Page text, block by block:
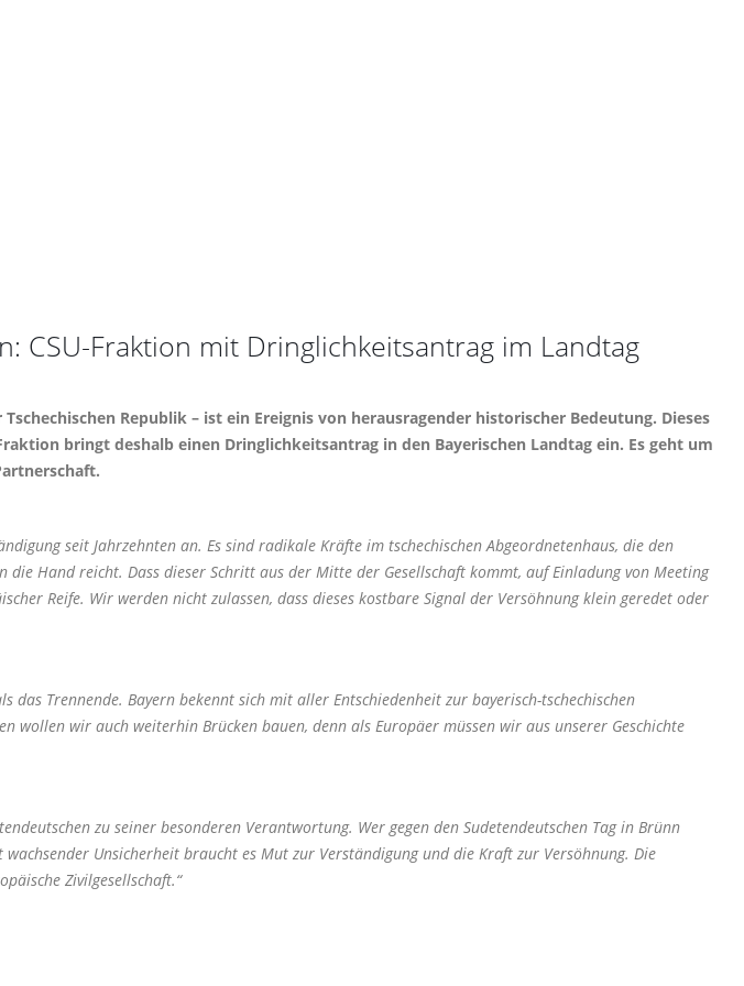
CSU-Fraktion mit Dringlichkeitsantrag im Landtag
Republik – ist ein Ereignis von herausragender historischer Bedeutung. Dieses
bringt deshalb einen Dringlichkeitsantrag in den Bayerischen Landtag ein. Es geht um
seit Jahrzehnten an. Es sind radikale Kräfte im tschechischen Abgeordnetenhaus, die den
Hand reicht. Dass dieser Schritt aus der Mitte der Gesellschaft kommt, auf Einladung von Meeting
Reife. Wir werden nicht zulassen, dass dieses kostbare Signal der Versöhnung klein geredet oder
Trennende. Bayern bekennt sich mit aller Entschiedenheit zur bayerisch-tschechischen
wir auch weiterhin Brücken bauen, denn als Europäer müssen wir aus unserer Geschichte
zu seiner besonderen Verantwortung. Wer gegen den Sudetendeutschen Tag in Brünn
Unsicherheit braucht es Mut zur Verständigung und die Kraft zur Versöhnung. Die
Zivilgesellschaft.“